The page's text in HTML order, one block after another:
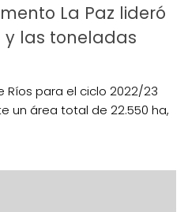
La Paz lideró
las toneladas
Ríos para el ciclo 2022/23
un área total de 22.550 ha,